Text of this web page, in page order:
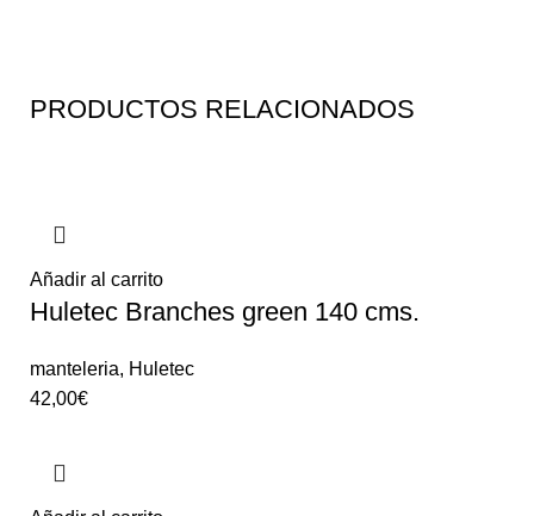
PRODUCTOS RELACIONADOS
Añadir al carrito
Huletec Branches green 140 cms.
manteleria, Huletec
42,00€